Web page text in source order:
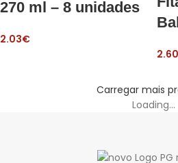
270 ml – 8 unidades
2.03€
2.60
Carregar mais
Loading...